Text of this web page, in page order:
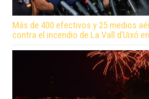
Más de 400 efectivos y 25 medios
contra el incendio de La Vall d’Uixó